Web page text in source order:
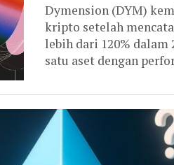
Dymension (DYM)
kripto setelah
lebih dari 120% dalam
satu aset dengan